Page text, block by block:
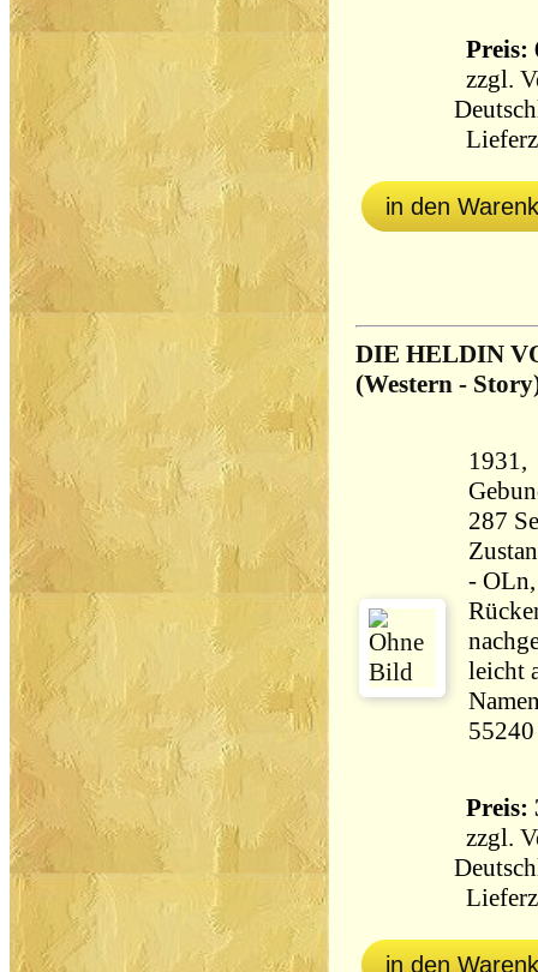
Preis:
zzgl.
in den
DIE HELDIN
(Western -
1931,
-
leicht
55240
Preis:
zzgl.
in den